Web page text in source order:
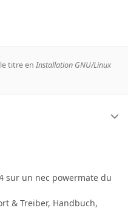
titre en Installation GNU/Linux
sur un nec powermate du